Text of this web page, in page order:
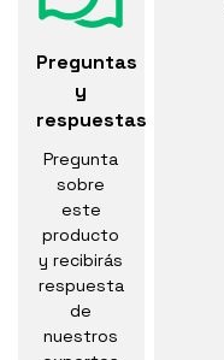
Preguntas
y
respuestas
Pregunta
sobre
este
producto
y recibirás
respuesta
de
nuestros